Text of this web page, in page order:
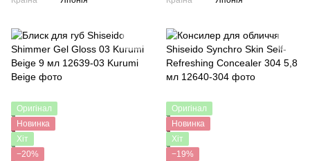
Оригінал
Новинка
Хіт
−20%
Оригінал
Новинка
Хіт
−19%